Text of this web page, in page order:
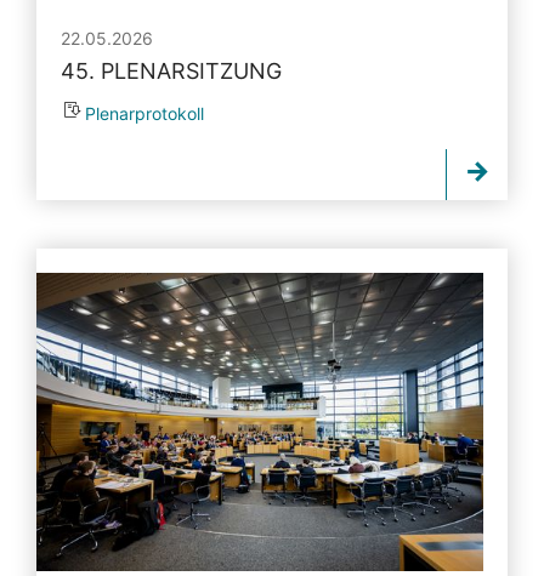
22.05.2026
45. PLENARSITZUNG
Plenarprotokoll